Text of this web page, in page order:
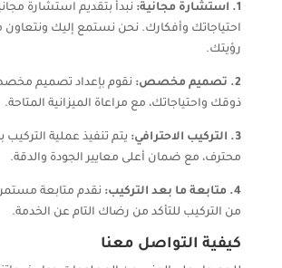
1. استشارة مجانية:
نبدأ بتقديم استشارة
احتياجاتك وأفكارك. نحن نستمع إليك
رؤيتك.
2. تصميم مخصص:
نقوم بإعداد تصميم
ذوقك واحتياجاتك، مع مراعاة الميزانية المتاحة.
3. التركيب الاحترافي:
يتم تنفيذ عملية
محترف، مع ضمان أعلى معايير الجودة والدقة.
4. متابعة ما بعد التركيب:
نقدم متابعة
من التركيب للتأكد من رضاك التام عن الخدمة.
كيفية التواصل معنا